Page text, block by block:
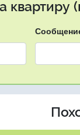
квартиру